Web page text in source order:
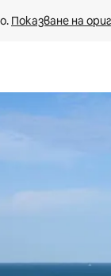
Показване на